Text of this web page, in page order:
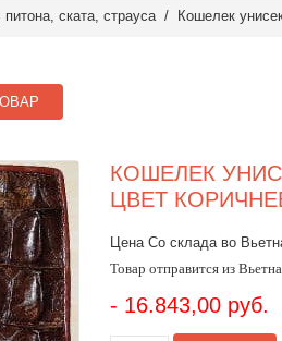
ската, страуса/ Кошелек
КОШЕЛЕК
ЦВЕТ
Цена Со склада во
Товар отправится из
- 16.843,00 руб.